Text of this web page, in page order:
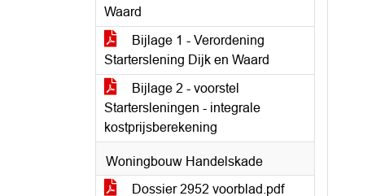
Waard
Bijlage 1 - Verordening
Starterslening Dijk en Waard
Bijlage 2 - voorstel
Startersleningen - integrale
kostprijsberekening
Woningbouw Handelskade
Dossier 2952 voorblad.pdf